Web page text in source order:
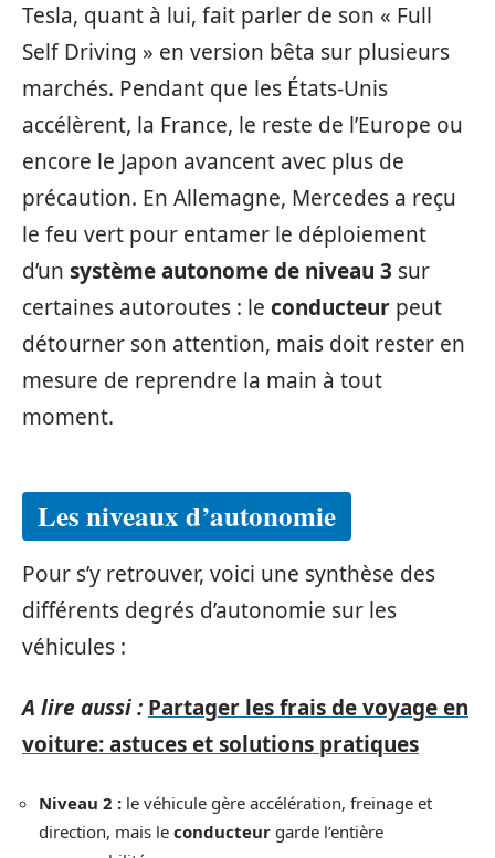
Tesla, quant à lui, fait parler de son « Full
Self Driving » en version bêta sur plusieurs
marchés. Pendant que les États-Unis
accélèrent, la France, le reste de l’Europe ou
encore le Japon avancent avec plus de
précaution. En Allemagne, Mercedes a reçu
le feu vert pour entamer le déploiement
d’un système autonome de niveau 3 sur
certaines autoroutes : le conducteur peut
détourner son attention, mais doit rester en
mesure de reprendre la main à tout
moment.
Les niveaux d’autonomie
Pour s’y retrouver, voici une synthèse des
différents degrés d’autonomie sur les
véhicules :
A lire aussi : Partager les frais de voyage en
voiture: astuces et solutions pratiques
Niveau 2 : le véhicule gère accélération, freinage et
direction, mais le conducteur garde l’entière